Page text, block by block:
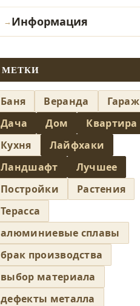
Информация
МЕТКИ
Баня Веранда
Гараж
Дача
Дом
Квартира
Кухня
Лайфхаки
Ландшафт
Лучшее
Постройки
Растения
Терасса
алюминиевые сплавы
брак производства
выбор материала
дефекты металла